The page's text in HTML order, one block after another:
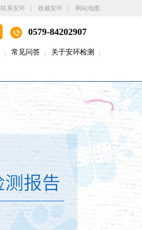
联系安环 收藏安环 网站地图
0579-84202907
常见问答 关于安环检测